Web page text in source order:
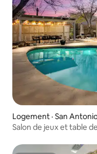
Logement · San
Salon de jeux et table